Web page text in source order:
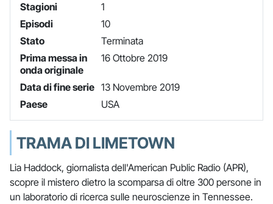
Stagioni
1
Episodi
10
Stato
Terminata
Prima messa in
onda originale
16 Ottobre 2019
Data di fine serie 13 Novembre 2019
Paese
USA
TRAMA DI LIMETOWN
Lia Haddock, giornalista dell'American Public Radio (APR),
scopre il mistero dietro la scomparsa di oltre 300 persone in
un laboratorio di ricerca sulle neuroscienze in Tennessee.